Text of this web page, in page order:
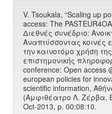
V. Tsoukala, “Scaling up
access: The
Διεθνές συνέδριο:
Αναπτύσσοντας κοινές
την καινοτόμο χρήση
επιστημονικής
conference: Open access
european policies for
scientific information,
(Αμφιθέατρο Λ. Ζέρβα,
Oct-2013, p. 00:08:10.